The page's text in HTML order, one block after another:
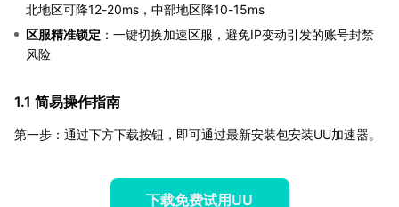
北地区可降12-20ms，中部地区降10-15ms
区服精准锁定 ：一键切换加速区服，避免IP变动引发的账号封禁
风险
1.1 简易操作指南
第一步：通过下方下载按钮，即可通过最新安装包安装UU加速器。
下载免费试用UU